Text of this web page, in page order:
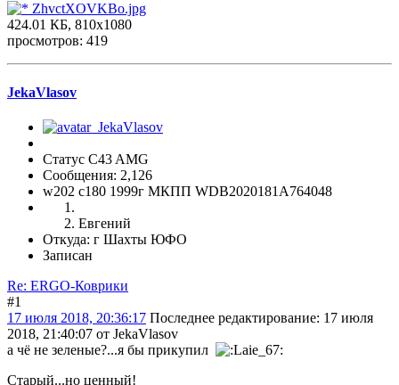
ZhvctXOVKBo.jpg
424.01 КБ, 810x1080
просмотров: 419
JekaVlasov
Статус C43 AMG
Сообщения: 2,126
w202 c180 1999г МКПП WDB2020181A764048
Евгений
Откуда: г Шахты ЮФО
Записан
Re: ERGO-Коврики
#1
17 июля 2018, 20:36:17 Последнее редактирование: 17 июля
2018, 21:40:07 от JekaVlasov
а чё не зеленые?...я бы прикупил
Старый...но ценный!